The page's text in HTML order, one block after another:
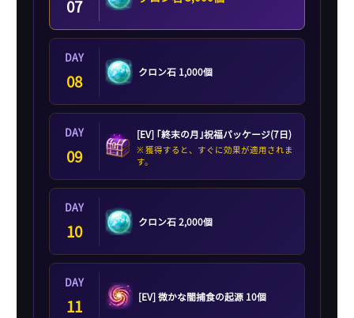
07
DAY
08 クロン石 1,000個
DAY
09
[EV] ｢終末の月｣祝福パッケージ(7日)
※ 獲得すると、すぐに効果が適用されま
す。
DAY
10 クロン石 2,000個
DAY
11 [EV] 微かな闇捕食の起源 10個